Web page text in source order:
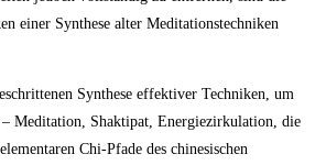
einer Synthese alter Meditationstechniken
Synthese effektiver Techniken, um
Meditation, Shaktipat, Energiezirkulation, die
Chi-Pfade des chinesischen